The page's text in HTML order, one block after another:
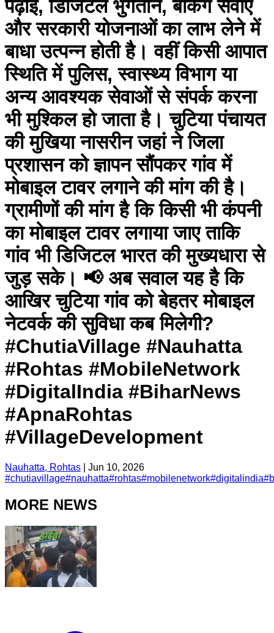
पढ़ाई, डिजिटल भुगतान, बैंकिंग सेवाएं
और सरकारी योजनाओं का लाभ लेने में
बाधा उत्पन्न होती है। वहीं किसी आपात
स्थिति में पुलिस, स्वास्थ्य विभाग या
अन्य आवश्यक सेवाओं से संपर्क करना
भी मुश्किल हो जाता है। चुटिया पंचायत
की मुखिया नासरीन जहां ने जिला
प्रशासन को ज्ञापन सौंपकर गांव में
मोबाइल टावर लगाने की मांग की है।
ग्रामीणों की मांग है कि किसी भी कंपनी
का मोबाइल टावर लगाया जाए ताकि
गांव भी डिजिटल भारत की मुख्यधारा से
जुड़ सके। 📢 अब सवाल यह है कि
आखिर चुटिया गांव को बेहतर मोबाइल
नेटवर्क की सुविधा कब मिलेगी?
#ChutiaVillage #Nauhatta
#Rohtas #MobileNetwork
#DigitalIndia #BiharNews
#ApnaRohtas
#VillageDevelopment
Nauhatta, Rohtas
Jun 10, 2026
#chutiavillage#nauhatta#rohtas#mobilenetwork#digitalindia#
MORE NEWS